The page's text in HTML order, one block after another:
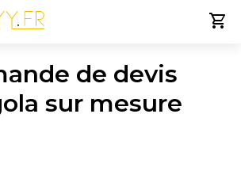
de devis
sur mesure